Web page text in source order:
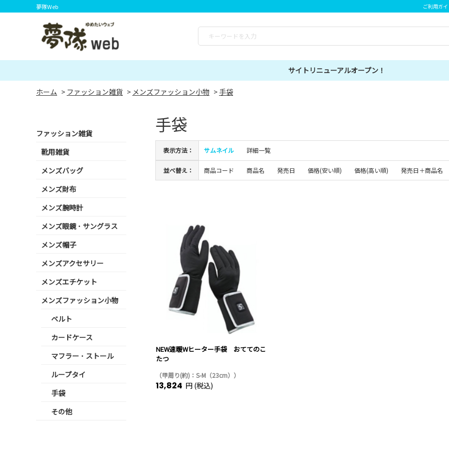
夢隊Web ご利用ガイ
サイトリニューアルオープン！
ホーム > ファッション雑貨 > メンズファッション小物 > 手袋
ファッション雑貨
靴用雑貨
メンズバッグ
メンズ財布
メンズ腕時計
メンズ眼鏡 ･ サングラス
メンズ帽子
メンズアクセサリー
メンズエチケット
メンズファッション小物
ベルト
カードケース
マフラー ･ ストール
ループタイ
手袋
その他
手袋
表示方法： サムネイル 詳細一覧
並べ替え： 商品コード 商品名 発売日 価格(安い順) 価格(高い順) 発売日＋商品名
NEW速暖Wヒーター手袋 おててのこ
たつ
（甲周り(約)：S-M（23cm））
13,824 円 (税込)